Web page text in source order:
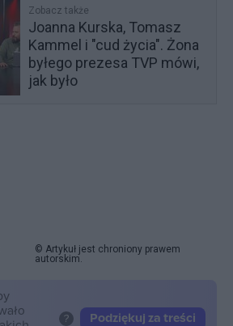
Zobacz także
Joanna Kurska, Tomasz
Kammel i "cud życia". Żona
byłego prezesa TVP mówi,
jak było
© Artykuł jest chroniony prawem
autorskim.